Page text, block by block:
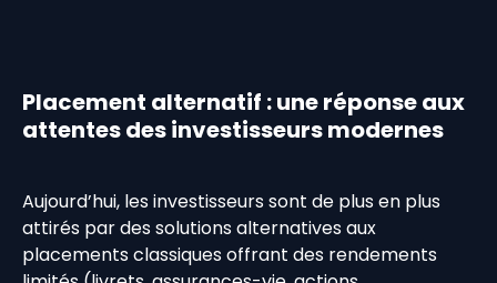
Placement alternatif : une réponse aux
attentes des investisseurs modernes
Aujourd’hui, les investisseurs sont de plus en plus
attirés par des solutions alternatives aux
placements classiques offrant des rendements